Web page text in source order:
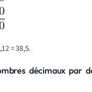
= 38,5.
décimaux par